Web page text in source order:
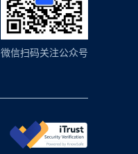
微信扫码关注公众号